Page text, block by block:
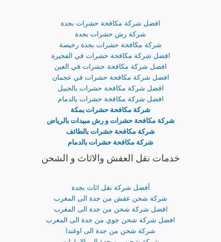
افضل شركة مكافحة حشرات بجدة
شركة رش حشرات بجدة
شركة مكافحة حشرات بجدة رخيصة
افضل شركة مكافحة حشرات في الفجيرة
افضل شركة مكافحة حشرات في العين
افضل شركة مكافحة حشرات في عجمان
افضل شركة مكافحة حشرات بالجبيل
افضل شركة مكافحة حشرات بالدمام
شركة مكافحة حشرات بمكة
شركة مكافحة حشرات و رش مبيدات بالرياض
شركة مكافحة حشرات بالطائف
شركة مكافحة حشرات بالدمام
خدمات نقل العفش والاثاث و الشحن
أفضل شركة نقل اثاث بجدة
شركة شحن عفش من جدة الى المغرب
افضل شركة شحن من جدة الى المغرب
افضل شركة شحن جوي من جدة الى المغرب
شركة شحن من جدة الى اوغندا